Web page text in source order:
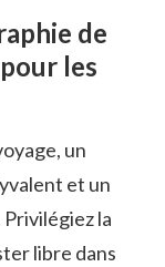
de
les
un
et un
la
libre dans